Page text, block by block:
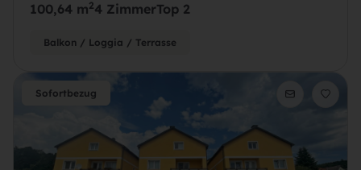
100,64 m24 ZimmerTop 2
Balkon / Loggia / Terrasse
Sofortbezug